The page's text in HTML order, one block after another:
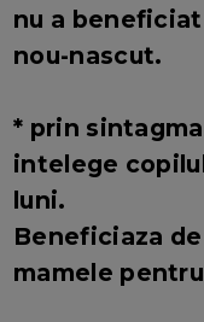
nu a
nou-nascut.
* prin
intelege
luni.
Beneficiaza
mamele